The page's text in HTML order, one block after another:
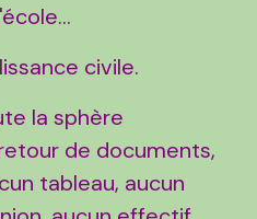
civile.
la sphère
de documents,
tableau, aucun